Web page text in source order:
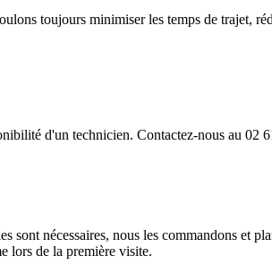
toujours minimiser les temps de trajet,
d'un technicien. Contactez-nous au 02
sont nécessaires, nous les commandons et
lors de la première visite.